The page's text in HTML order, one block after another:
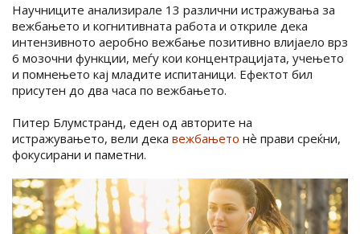
Научниците анализирале 13 различни истражувања за
вежбањето и когнитивната работа и откриле дека
интензивното аеробно вежбање позитивно влијаело врз
6 мозочни функции, меѓу кои концентрацијата, учењето
и помнењето кај младите испитаници. Ефектот бил
присутен до два часа по вежбањето.
Питер Блумстранд, еден од авторите на
истражувањето, вели дека вежбањето нѐ прави среќни,
фокусирани и паметни.